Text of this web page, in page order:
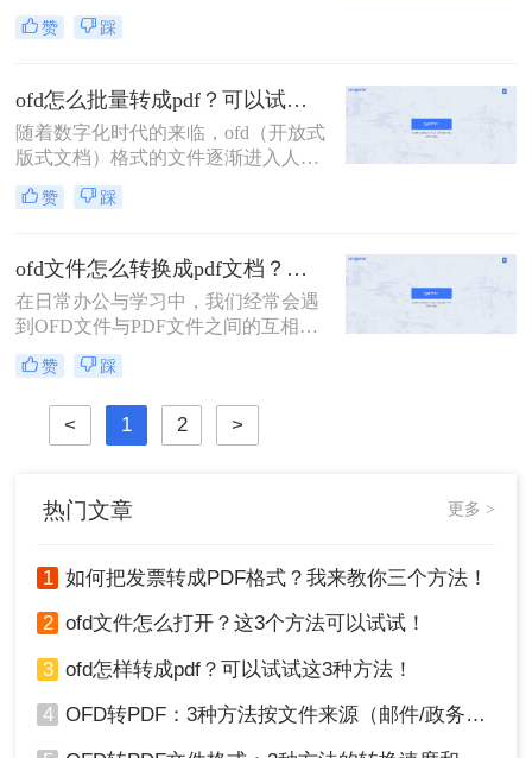
更复杂的布局和更高的安全性。然
而，由于其适用范围较窄，很多人在
打开或无法编辑的问题。为了解决这
一困扰，我们可以将OFD格式文件转
为广为流行的PDF格式，以便更好地
与他人共享和处理。那么OFD格式如
何转PDF呢？本文将为大家介绍三种
非常简单且高效的方法，让你轻松将
看吧！
赞 踩
ofd怎么批量转成pdf？可以试试这二种方法！
随着数字化时代的来临，ofd（开放式
版式文档）格式的文件逐渐进入人们
的视野。然而，由于ofd格式在某些情
况下的兼容性和查阅便利性不如PDF
格式成为了一个常见的需求。那么ofd
怎么批量转成pdf呢？本文将介绍两种
实用的方法，帮助您轻松实现ofd文件
的批量转换。
赞 踩
ofd文件怎么转换成pdf文档？试试这两种简单的转换方法！
在日常办公与学习中，我们经常会遇
到OFD文件与PDF文件之间的互相转
换。OFD（Open Financial
Document）是一种开放的文件格式，
常用于电子文档的存储与交流，而
PDF（Portable Document Format）则
是一个可靠的电子文件格式，被广泛
转换成pdf文档呢？本篇文章将为您介
绍二种常用且有效的转换方法。
赞 踩
< 1 2 >
热门文章 更多 >
1 如何把发票转成PDF格式？我来教你三个方法！
2 ofd文件怎么打开？这3个方法可以试试！
3 ofd怎样转成pdf？可以试试这3种方法！
4 OFD转PDF：3种方法按文件来源（邮件/政务平台/扫描件）选！